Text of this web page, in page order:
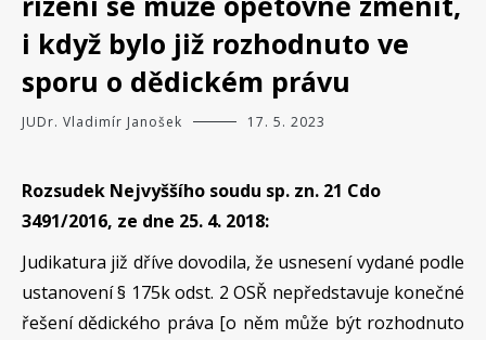
i když bylo již rozhodnuto ve
sporu o dědickém právu
JUDr. Vladimír Janošek 17. 5. 2023
Rozsudek Nejvyššího soudu sp. zn. 21 Cdo
3491/2016, ze dne 25. 4. 2018:
Judikatura již dříve dovodila, že usnesení vydané podle
ustanovení § 175k odst. 2 OSŘ nepředstavuje konečné
řešení dědického práva [o něm může být rozhodnuto